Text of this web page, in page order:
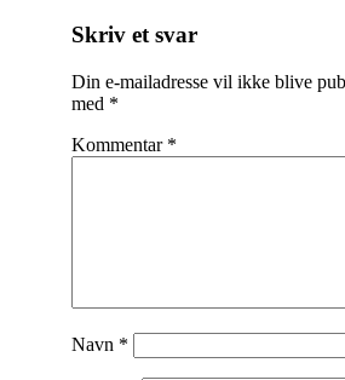
Skriv et svar
Din e-mailadresse vil ikke blive
med *
Kommentar *
Navn *